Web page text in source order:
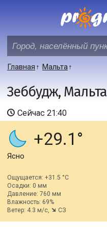
Главная Мальта
Зеббудж, Мальта
Сейчас 21:40
+29.1
Ясно
Ощущается: +31.5 °C
Осадки: 0 мм
Давление: 760 мм
Влажность: 69%
Ветер: 4.3 м/с,
СЗ